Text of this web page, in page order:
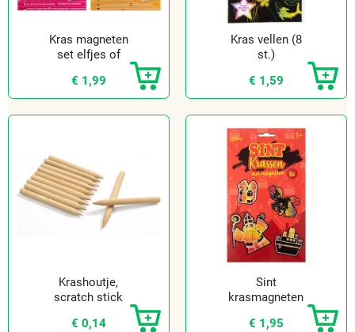
Kras magneten
set elfjes of
€ 1,99
Kras vellen (8
st.)
€ 1,59
Krashoutje,
scratch stick
€ 0,14
Sint
krasmagneten
€ 1,95